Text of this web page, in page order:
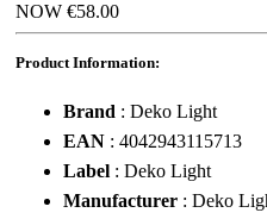
NOW €58.00
Product Information:
Brand : Deko Light
EAN : 4042943115713
Label : Deko Light
Manufacturer : Deko